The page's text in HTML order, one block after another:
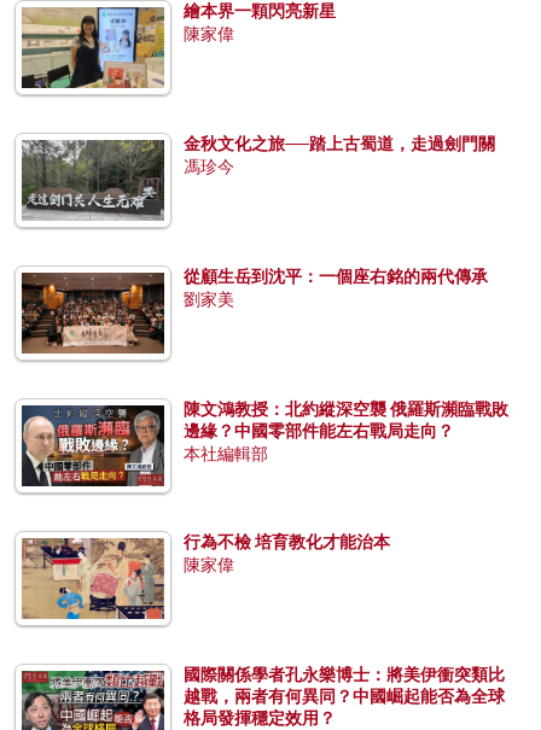
繪本界一顆閃亮新星
陳家偉
金秋文化之旅──踏上古蜀道，走過劍門關
馮珍今
從顧生岳到沈平：一個座右銘的兩代傳承
劉家美
陳文鴻教授：北約縱深空襲 俄羅斯瀕臨戰敗
邊緣？中國零部件能左右戰局走向？
本社編輯部
行為不檢 培育教化才能治本
陳家偉
國際關係學者孔永樂博士：將美伊衝突類比
越戰，兩者有何異同？中國崛起能否為全球
格局發揮穩定效用？